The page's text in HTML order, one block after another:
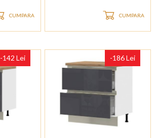
CUMPARA CUMPARA
-142 Lei -186 Lei